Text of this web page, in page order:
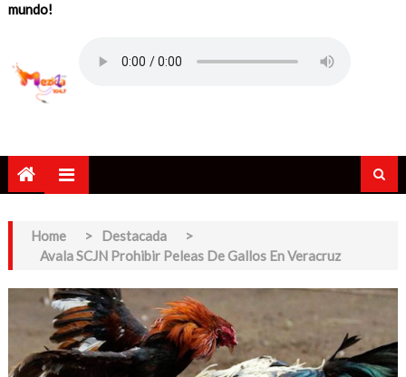
mundo!
Home > Destacada
>
Avala SCJN Prohibir Peleas De Gallos En Veracruz